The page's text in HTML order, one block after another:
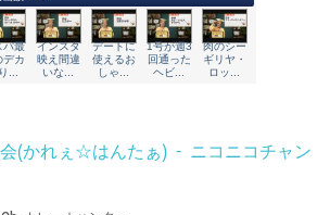
(かれぇ☆はんたぁ) - ニコニコチャン